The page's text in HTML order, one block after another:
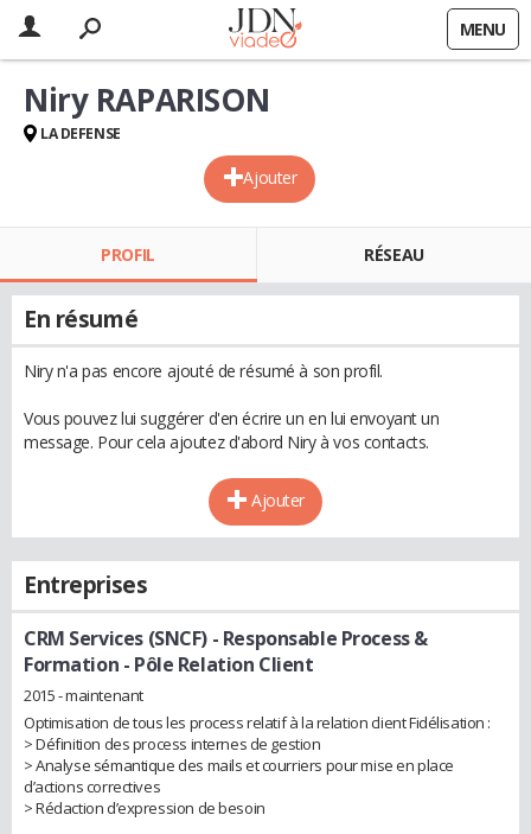
MENU
Ajouter
Niry RAPARISON
LA DEFENSE
PROFIL RÉSEAU
En résumé
Niry n'a pas encore ajouté de résumé à son profil.
Vous pouvez lui suggérer d'en écrire un en lui envoyant un
message. Pour cela ajoutez d'abord Niry à vos contacts.
Ajouter
Entreprises
CRM Services (SNCF) - Responsable Process &
Formation - Pôle Relation Client
2015 - maintenant
Optimisation de tous les process relatif à la relation client Fidélisation :
> Définition des process internes de gestion
> Analyse sémantique des mails et courriers pour mise en place
d’actions correctives
> Rédaction d’expression de besoin